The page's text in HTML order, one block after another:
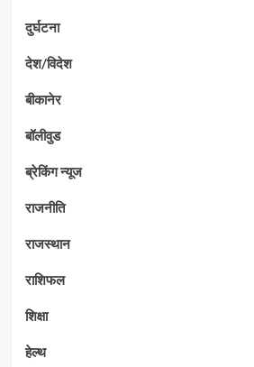
दुर्घटना
देश/विदेश
बीकानेर
बॉलीवुड
ब्रेकिंग न्यूज
राजनीति
राजस्थान
राशिफल
शिक्षा
हेल्थ